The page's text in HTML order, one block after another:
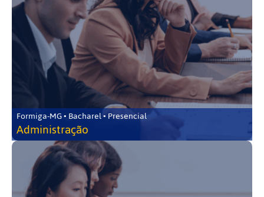
Formiga-MG • Bacharel • Presencial
Administração